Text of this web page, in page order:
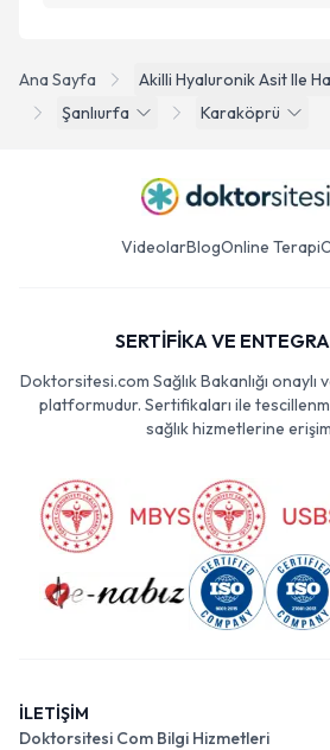
Ana Sayfa
Akilli Hyaluronik Asit Ile
Şanlıurfa
Karaköprü
VideolarBlogOnline Terapi
SERTİFİKA VE
Doktorsitesi.com Sağlık Bakanlığı onaylı
platformudur. Sertifikaları ile
sağlık hizmetlerine
İLETİŞİM
Doktorsitesi Com Bilgi Hizmetleri